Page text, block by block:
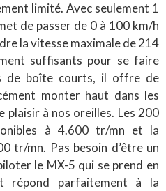
limité. Avec seulement 1
de passer de 0 à 100 km/h
la vitesse maximale de 214
suffisants pour se faire
de boîte courts, il offre de
monter haut dans les
plaisir à nos oreilles. Les 200
à 4.600 tr/mn et la
tr/mn. Pas besoin d’être un
le MX-5 qui se prend en
répond parfaitement à la